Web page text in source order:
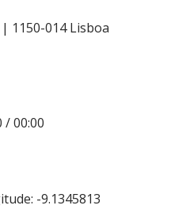
1150-014 Lisboa
/ 00:00
-9.1345813